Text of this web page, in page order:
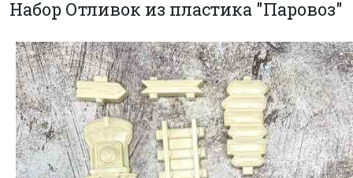
Набор Отливок из пластика "Паровоз"